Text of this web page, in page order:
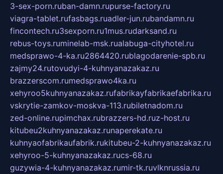
3-sex-porn.ruban-damn.rupurse-factory.ru
viagra-tablet.rufasbags.ruadler-jun.rubandamn.ru
fincontech.ru3sexporn.ru1mus.rudarksand.ru
rebus-toys.ruminelab-msk.rualabuga-cityhotel.ru
medsprawo-4-ka.ru2864420.rublagodarenie-spb.ru
zajmy24.rutovudyi-4-kuhnyanazakaz.ru
brazzerscom.rumedsprawo4ka.ru
xehyroo5kuhnyanazakaz.rufabrikayfabrikaefabrika.ru
vskrytie-zamkov-moskva-113.rubiletnadom.ru
zed-online.rupimchax.rubrazzers-hd.ruz-host.ru
kitubeu2kuhnyanazakaz.runaperekate.ru
kuhnyaofabrikaufabrik.rukitubeu-2-kuhnyanazakaz.ru
xehyroo-5-kuhnyanazakaz.rucs-68.ru
guzywia-4-kuhnyanazakaz.rumir-tk.ruvlknrussia.ru